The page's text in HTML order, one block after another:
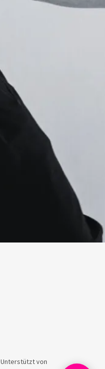
Unterstützt von